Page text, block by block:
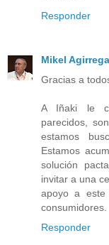
Responder
Mikel
Gracias a
A Iñaki le
parecidos,
estamos
Estamos
solución
invitar a una
apoyo a
consumidores.
Responder